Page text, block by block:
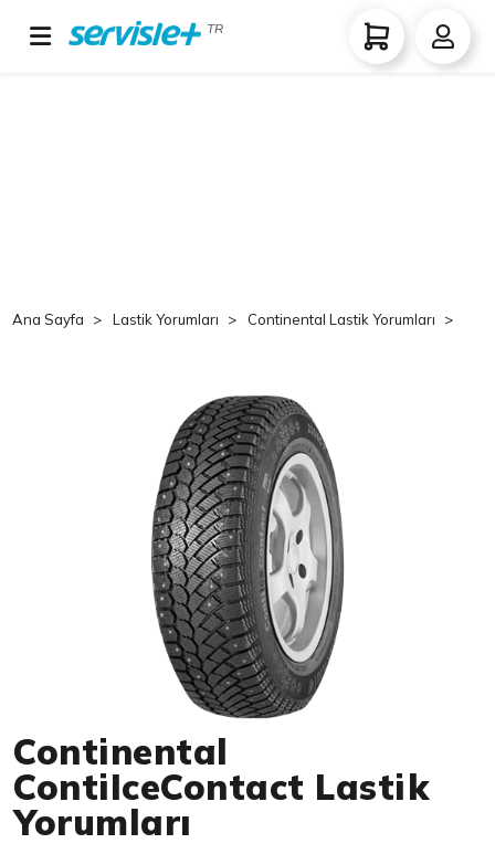
TR
Ana Sayfa Lastik Yorumları Continental Lastik Yorumları
Continental
ContiIceContact Lastik
Yorumları